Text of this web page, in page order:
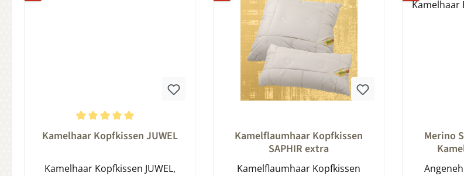
Durchschnittliche Bewertung von 5 von 5 Sternen
Kamelhaar Kopfkissen JUWEL
Kamelhaar Kopfkissen JUWEL,
Durchschnittliche Bewertung von 0 von 5 Sternen
Kamelflaumhaar Kopfkissen
SAPHIR extra
Kamelflaumhaar Kopfkissen
Merino